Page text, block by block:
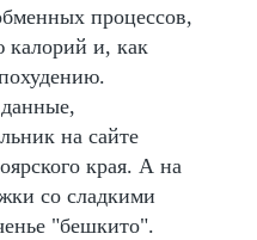
процессов,
калорий и, как
на сайте
края. А на
со сладкими
"бешкито".